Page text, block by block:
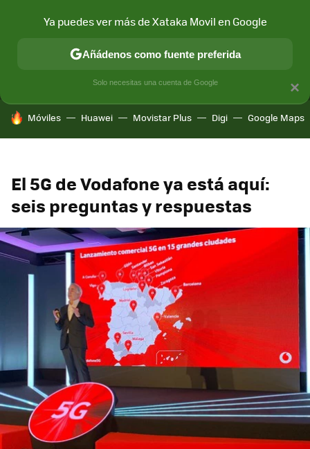
MÓVIL Y SOCIEDAD APLICACIONES
HOY SE HABLA DE
Móviles Huawei Movistar Plus Digi Google Maps
El 5G de Vodafone ya está aquí:
seis preguntas y respuestas
×
Ya puedes ver más de Xataka Movil en Google
Añádenos como fuente preferida
Solo necesitas una cuenta de Google